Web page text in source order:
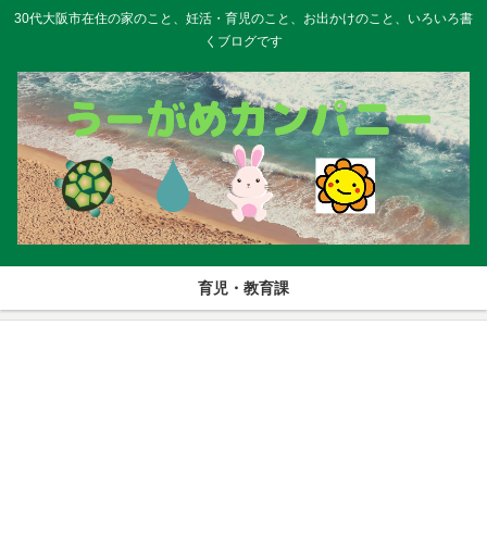
30代大阪市在住の家のこと、妊活・育児のこと、お出かけのこと、いろいろ書
くブログです
育児・教育課